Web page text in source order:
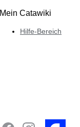
Mein Catawiki
Hilfe-Bereich